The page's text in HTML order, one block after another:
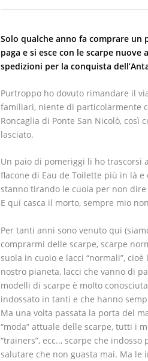
Solo qualche anno fa comprare un
paga e si esce con le scarpe
spedizioni per la conquista
Purtroppo ho dovuto rimandare il
familiari, niente di particolarmente
Roncaglia di Ponte San Nicolò,
lasciato.
Un paio di pomeriggi li ho trascorsi
flacone di Eau de Toilette più in là
stanno tirando le cuoia per non
E qui casca il morto, sempre mio
Per tanti anni sono venuto qui
comprarmi delle scarpe, scarpe
suola in cuoio e lacci “normali”,
nostro pianeta, lacci che vanno di
modelli di scarpe è molto
indossato in tanti e che hanno
Ma una volta passata la porta del
“moda” attuale delle scarpe, tutti i
“trainers”, ecc.., scarpe che
salutare che non guasta mai. Ma le